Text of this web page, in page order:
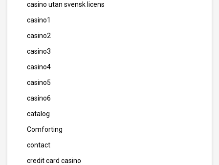
casino utan svensk licens
casino1
casino2
casino3
casino4
casino5
casino6
catalog
Comforting
contact
credit card casino